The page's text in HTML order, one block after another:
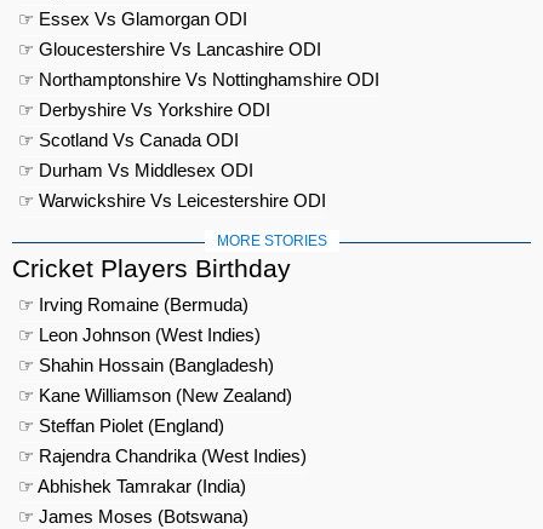
☞ Essex Vs Glamorgan ODI
☞ Gloucestershire Vs Lancashire ODI
☞ Northamptonshire Vs Nottinghamshire ODI
☞ Derbyshire Vs Yorkshire ODI
☞ Scotland Vs Canada ODI
☞ Durham Vs Middlesex ODI
☞ Warwickshire Vs Leicestershire ODI
MORE STORIES
Cricket Players Birthday
☞ Irving Romaine (Bermuda)
☞ Leon Johnson (West Indies)
☞ Shahin Hossain (Bangladesh)
☞ Kane Williamson (New Zealand)
☞ Steffan Piolet (England)
☞ Rajendra Chandrika (West Indies)
☞ Abhishek Tamrakar (India)
☞ James Moses (Botswana)